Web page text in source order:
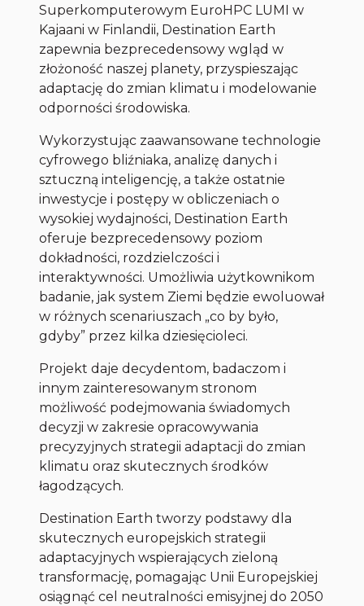
Superkomputerowym EuroHPC LUMI w
Kajaani w Finlandii, Destination Earth
zapewnia bezprecedensowy wgląd w
złożoność naszej planety, przyspieszając
adaptację do zmian klimatu i modelowanie
odporności środowiska.
Wykorzystując zaawansowane technologie
cyfrowego bliźniaka, analizę danych i
sztuczną inteligencję, a także ostatnie
inwestycje i postępy w obliczeniach o
wysokiej wydajności, Destination Earth
oferuje bezprecedensowy poziom
dokładności, rozdzielczości i
interaktywności. Umożliwia użytkownikom
badanie, jak system Ziemi będzie ewoluował
w różnych scenariuszach „co by było,
gdyby” przez kilka dziesięcioleci.
Projekt daje decydentom, badaczom i
innym zainteresowanym stronom
możliwość podejmowania świadomych
decyzji w zakresie opracowywania
precyzyjnych strategii adaptacji do zmian
klimatu oraz skutecznych środków
łagodzących.
Destination Earth tworzy podstawy dla
skutecznych europejskich strategii
adaptacyjnych wspierających zieloną
transformację, pomagając Unii Europejskiej
osiągnąć cel neutralności emisyjnej do 2050